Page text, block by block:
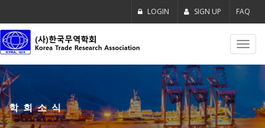
LOGIN SIGN UP FAQ
학회소식